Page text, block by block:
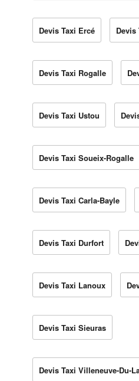
Devis Taxi Ercé Devis
Devis Taxi Rogalle
Devis Taxi Ustou
Devis Taxi Soueix-Rogalle
Devis Taxi Carla-Bayle
Devis Taxi Durfort
Devis Taxi Lanoux
Devis Taxi Sieuras
Devis Taxi Villeneuve-Du-